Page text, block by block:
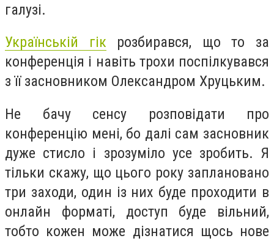
галузі.
Українській гік розбирався, що то за
конференція і навіть трохи поспілкувався
з її засновником Олександром Хруцьким.
Не бачу сенсу розповідати про
конференцію мені, бо далі сам засновник
дуже стисло і зрозуміло усе зробить. Я
тільки скажу, що цього року заплановано
три заходи, один із них буде проходити в
онлайн форматі, доступ буде вільний,
тобто кожен може дізнатися щось нове